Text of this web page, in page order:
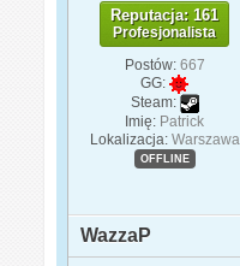
Reputacja: 161
Profesjonalista
Postów: 667
GG:
Steam:
Imię: Patrick
Lokalizacja: Warszawa
OFFLINE
WazzaP